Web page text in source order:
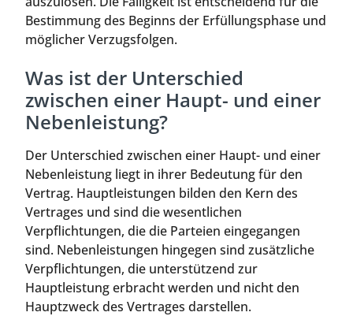
Bestimmung des Beginns der Erfüllungsphase und
möglicher Verzugsfolgen.
Was ist der Unterschied
zwischen einer Haupt- und einer
Nebenleistung?
Der Unterschied zwischen einer Haupt- und einer
Nebenleistung liegt in ihrer Bedeutung für den
Vertrag. Hauptleistungen bilden den Kern des
Vertrages und sind die wesentlichen
Verpflichtungen, die die Parteien eingegangen
sind. Nebenleistungen hingegen sind zusätzliche
Verpflichtungen, die unterstützend zur
Hauptleistung erbracht werden und nicht den
Hauptzweck des Vertrages darstellen.